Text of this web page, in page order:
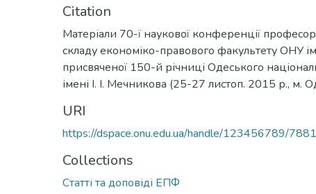
Citation
Матеріали 70-ї наукової конференції
складу економіко-правового факультету ОНУ
присвяченої 150-й річниці Одеського
імені І. І. Мечникова (25-27 листоп. 2015 р., м.
URI
https://dspace.onu.edu.ua/handle/123456789/7881
Collections
Статті та доповіді ЕПФ